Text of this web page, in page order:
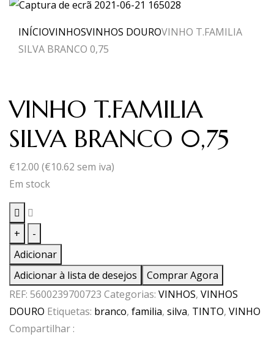
INÍCIOVINHOSVINHOS DOUROVINHO T.FAMILIA
SILVA BRANCO 0,75
VINHO T.FAMILIA
SILVA BRANCO 0,75
€12.00 (€10.62 sem iva)
Em stock
+
Quantidade
de
VINHO
T.FAMILIA
SILVA
BRANCO
0,75
-
Adicionar
Adicionar à lista de desejos
Comprar Agora
REF: 5600239700723 Categorias: VINHOS, VINHOS
DOURO Etiquetas: branco, familia, silva, TINTO, VINHO
Compartilhar :